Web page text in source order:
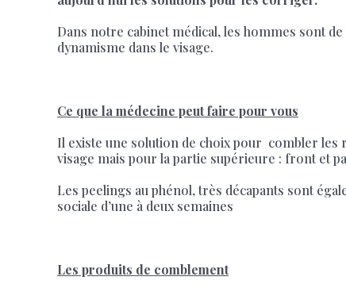
Dans notre cabinet médical, les hommes sont
dynamisme dans le visage.
Ce que la médecine peut faire pour vous
Il existe une solution de choix pour combler les
visage mais pour la partie supérieure : front et
Les peelings au phénol, très décapants sont
sociale d’une à deux semaines
Les produits de comblement